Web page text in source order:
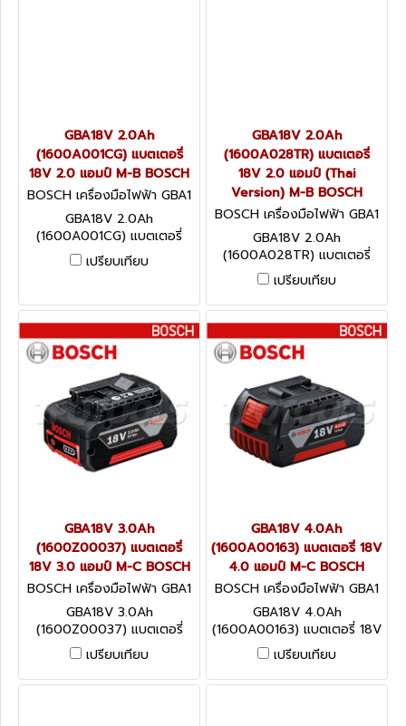
GBA18V 2.0Ah
(1600A001CG) แบตเตอรี่
18V 2.0 แอมป์ M-B BOSCH
BOSCH เครื่องมือไฟฟ้า GBA1
8V 2.0Ah (1600A001CG)
GBA18V 2.0Ah
(1600A001CG) แบตเตอรี่
18V 2.0 แอมป์ M-B BOSCH
เปรียบเทียบ
GBA18V 2.0Ah
(1600A028TR) แบตเตอรี่
18V 2.0 แอมป์ (Thai
Version) M-B BOSCH
BOSCH เครื่องมือไฟฟ้า GBA1
8V 2.0Ah (1600A028TR)
GBA18V 2.0Ah
(1600A028TR) แบตเตอรี่
18V 2.0 แอมป์ (Thai
Version) M-B BOSCH
เปรียบเทียบ
GBA18V 3.0Ah
(1600Z00037) แบตเตอรี่
18V 3.0 แอมป์ M-C BOSCH
BOSCH เครื่องมือไฟฟ้า GBA1
8V 3.0Ah (1600Z00037)
GBA18V 3.0Ah
(1600Z00037) แบตเตอรี่
18V 3.0 แอมป์ M-C BOSCH
เปรียบเทียบ
GBA18V 4.0Ah
(1600A00163) แบตเตอรี่ 18V
4.0 แอมป์ M-C BOSCH
BOSCH เครื่องมือไฟฟ้า GBA1
8V 4.0Ah (1600A00163)
GBA18V 4.0Ah
(1600A00163) แบตเตอรี่ 18V
4.0 แอมป์ M-C BOSCH
เปรียบเทียบ